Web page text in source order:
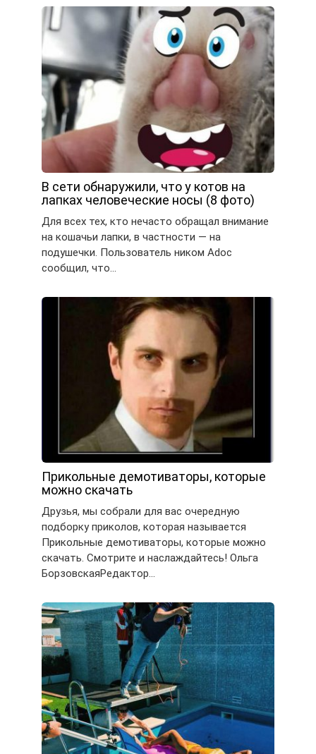
В сети обнаружили, что у котов на
лапках человеческие носы (8 фото)
Для всех тех, кто нечасто обращал внимание
на кошачьи лапки, в частности — на
подушечки. Пользователь ником Adoc
сообщил, что…
Прикольные демотиваторы, которые
можно скачать
Друзья, мы собрали для вас очередную
подборку приколов, которая называется
Прикольные демотиваторы, которые можно
скачать. Смотрите и наслаждайтесь! Ольга
БорзовскаяРедактор…